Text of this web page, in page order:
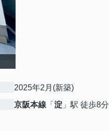
2025年2月(新築)
京阪本線 「 淀 」駅 徒歩8分